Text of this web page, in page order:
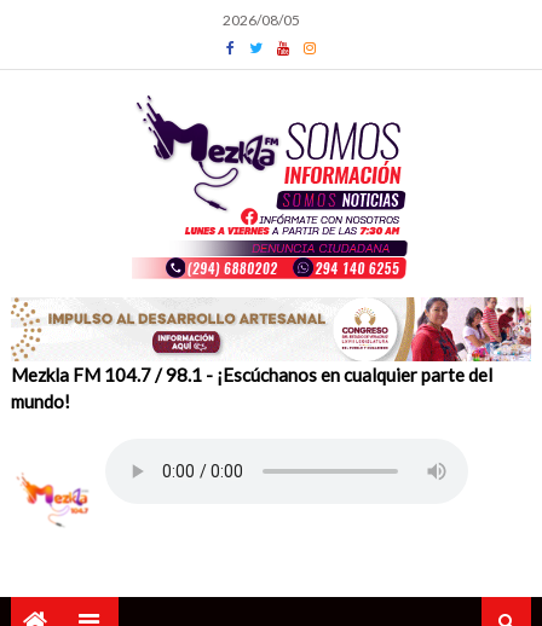
content
2026/08/05
Mezkla FM 104.7 / 98.1 - ¡Escúchanos en cualquier parte del
mundo!